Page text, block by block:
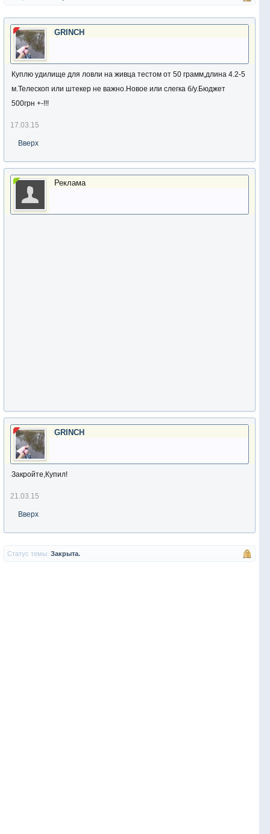
GRINCH
Куплю удилище для ловли на живца тестом от 50 грамм,длина 4.2-5
м.Телескоп или штекер не важно.Новое или слегка б/у.Бюджет
500грн +-!!!
17.03.15
Вверх
Реклама
GRINCH
Закройте,Купил!
21.03.15
Вверх
Статус темы: Закрыта.